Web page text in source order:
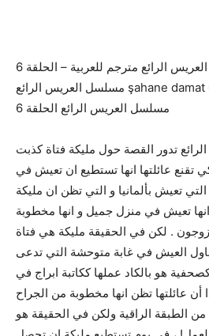
الرائع مترجم للعربية – الحلقة 6
مسلسل العريس الرائع الحلقة 6
تدور القصة حول مليكة فتاة كذبت
تقنع عائلتها انها تستطيع ان تعيش في
تعيش بألمانيا و التي تظن ان مليكة
تعيش في منزل جميل و انها مخطوبة
. لكن في الحقيقة مليكة هي فتاة
العيش في غابة متوحشة التي تدعى
هو بالكاد عملها ككاتبة ابراج في
أن عائلتها تظن انها مخطوبة من الجراح
الطبقة الراقية ولكن في الحقيقة هو